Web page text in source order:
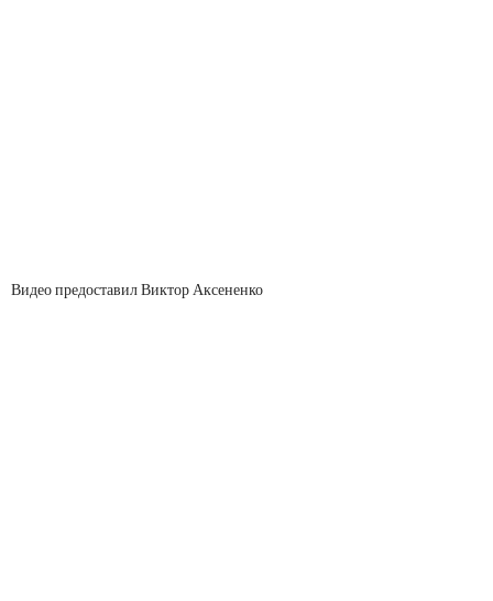
Видео предоставил Виктор Аксененко